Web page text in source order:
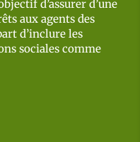
d’assurer d’une
aux agents des
d’inclure les
sociales comme